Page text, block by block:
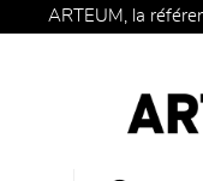
ARTEUM, la